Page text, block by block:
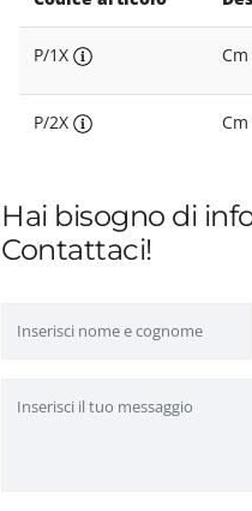
P/1X
P/2X
Hai bisogno di
Contattaci!